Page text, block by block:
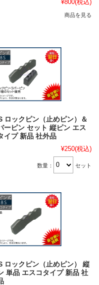
¥800(税込)
商品を見る
ロックピン（止めピン）＆
ーピン セット 縦ピン エス
イプ 新品 社外品
¥250(税込)
数量： セット
ロックピン（止めピン） 縦
単品 エスコタイプ 新品 社